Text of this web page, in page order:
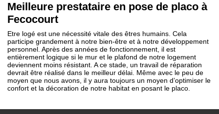
Meilleure prestataire en pose de placo à
Fecocourt
Etre logé est une nécessité vitale des êtres humains. Cela
participe grandement à notre bien-être et à notre développement
personnel. Après des années de fonctionnement, il est
entièrement logique si le mur et le plafond de notre logement
deviennent moins résistant. A ce stade, un travail de réparation
devrait être réalisé dans le meilleur délai. Même avec le peu de
moyen que nous avons, il y aura toujours un moyen d’optimiser le
confort et la décoration de notre habitat en posant le placo.